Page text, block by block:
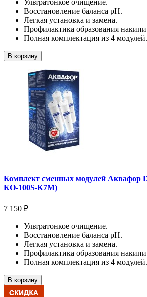
Ультратонкое очищение.
Восстановление баланса pH.
Легкая установка и замена.
Профилактика образования
Полная комплектация из 4 модулей.
В корзину
Комплект сменных модулей Аквафор
КО-100S-К7М)
7 150 ₽
Ультратонкое очищение.
Восстановление баланса pH.
Легкая установка и замена.
Профилактика образования
Полная комплектация из 4 модулей.
В корзину